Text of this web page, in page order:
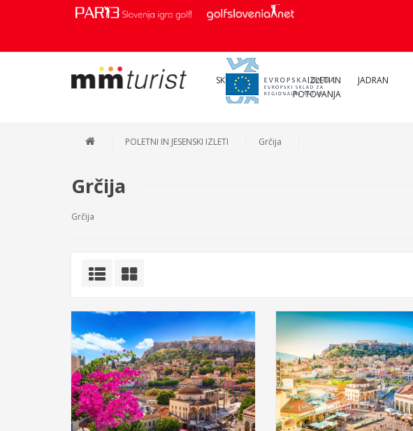
SKUPINE JADRAN
IZLETI IN
POTOVANJA
POLETNI IN JESENSKI IZLETI Grčija
Grčija
Grčija